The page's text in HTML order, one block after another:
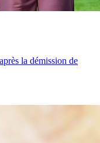
la démission de